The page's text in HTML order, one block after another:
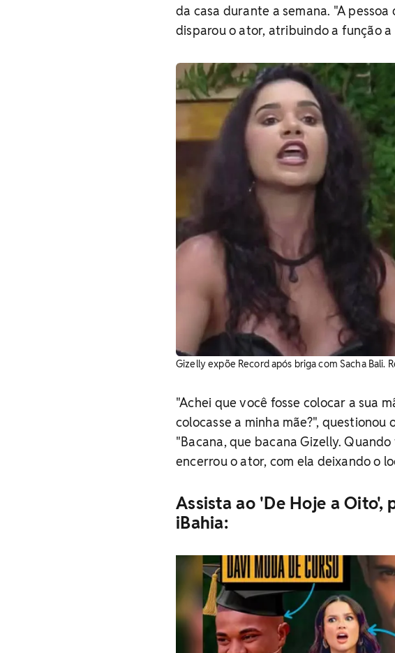
da casa durante a semana. "A
disparou o ator, atribuindo a função a
Gizelly expõe Record após briga com Sacha Bali.
"Achei que você fosse colocar a sua
colocasse a minha mãe?",
"Bacana, que bacana Gizelly.
encerrou o ator, com ela deixando o
Assista ao 'De Hoje a
iBahia: